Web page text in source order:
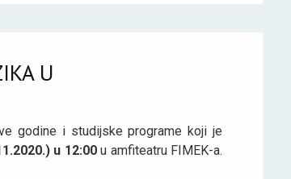
U
godine i studijske programe koji je
u 12:00u amfiteatru FIMEK-a.